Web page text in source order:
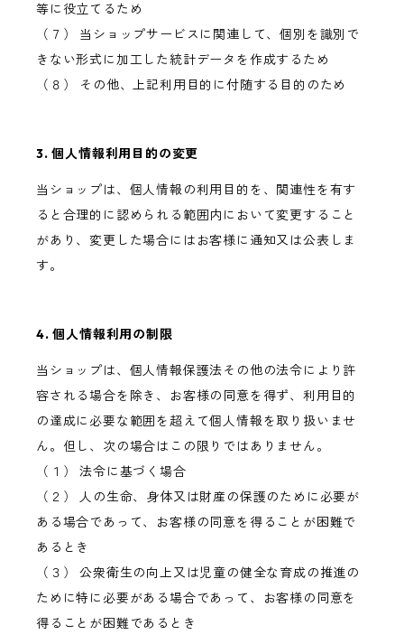
等に役立てるため
（７） 当ショップサービスに関連して、個別を識別で
きない形式に加工した統計データを作成するため
（８） その他、上記利用目的に付随する目的のため
3. 個人情報利用目的の変更
当ショップは、個人情報の利用目的を、関連性を有す
ると合理的に認められる範囲内において変更すること
があり、変更した場合にはお客様に通知又は公表しま
す。
4. 個人情報利用の制限
当ショップは、個人情報保護法その他の法令により許
容される場合を除き、お客様の同意を得ず、利用目的
の達成に必要な範囲を超えて個人情報を取り扱いませ
ん。但し、次の場合はこの限りではありません。
（１） 法令に基づく場合
（２） 人の生命、身体又は財産の保護のために必要が
ある場合であって、お客様の同意を得ることが困難で
あるとき
（３） 公衆衛生の向上又は児童の健全な育成の推進の
ために特に必要がある場合であって、お客様の同意を
得ることが困難であるとき